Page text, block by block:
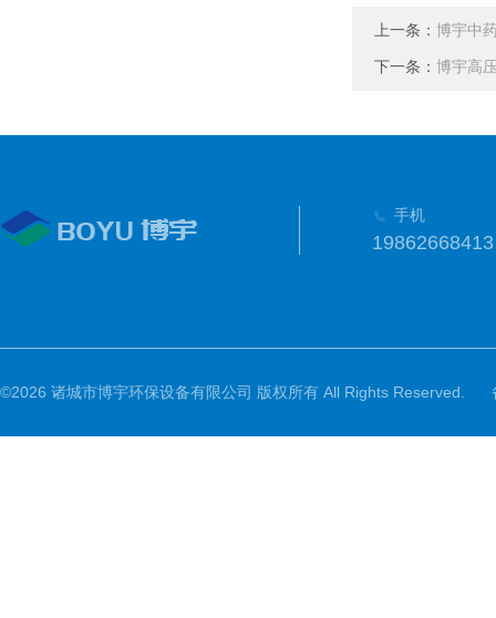
上一条： 博宇中
下一条： 博宇高
手机
19862668413
©2026 诸城市博宇环保设备有限公司 版权所有 All Rights Reserved.